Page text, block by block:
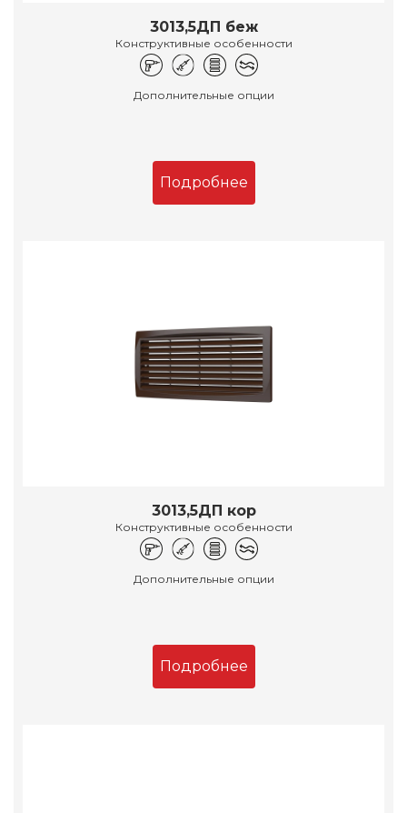
3013,5ДП беж
Конструктивные особенности
Дополнительные опции
Подробнее
3013,5ДП кор
Конструктивные особенности
Дополнительные опции
Подробнее